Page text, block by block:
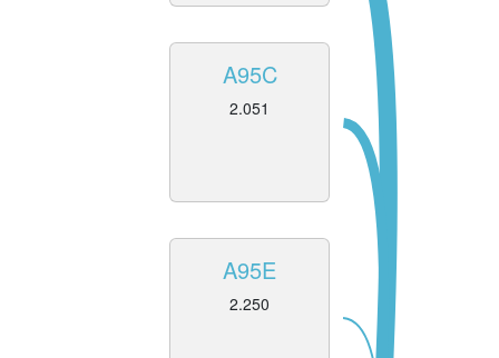
A95C
2.051
A95E
2.250